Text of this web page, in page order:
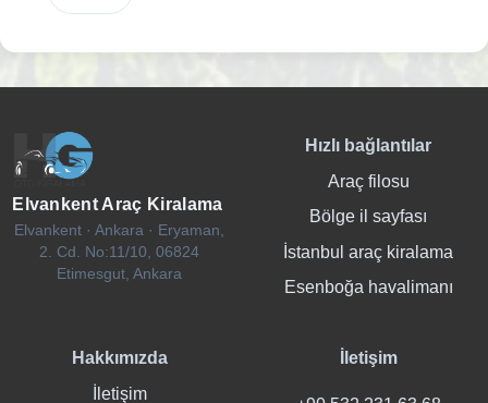
Elvankent Araç Kiralama
Elvankent · Ankara · Eryaman,
2. Cd. No:11/10, 06824
Etimesgut, Ankara
Hızlı bağlantılar
Araç filosu
Bölge il sayfası
İstanbul araç kiralama
Esenboğa havalimanı
Hakkımızda
İletişim
İletişim